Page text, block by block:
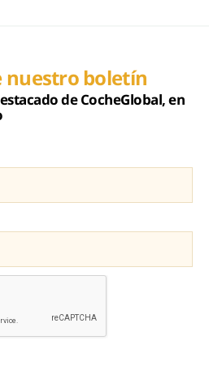
nuestro boletín
de CocheGlobal, en